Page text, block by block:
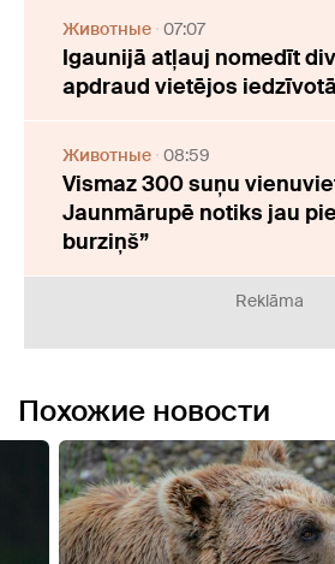
Животные 07:07
Igaunijā atļauj nomedīt
apdraud vietējos
Животные 08:59
Vismaz 300 suņu
Jaunmārupē notiks jau
burziņš”
Reklāma
Похожие новости